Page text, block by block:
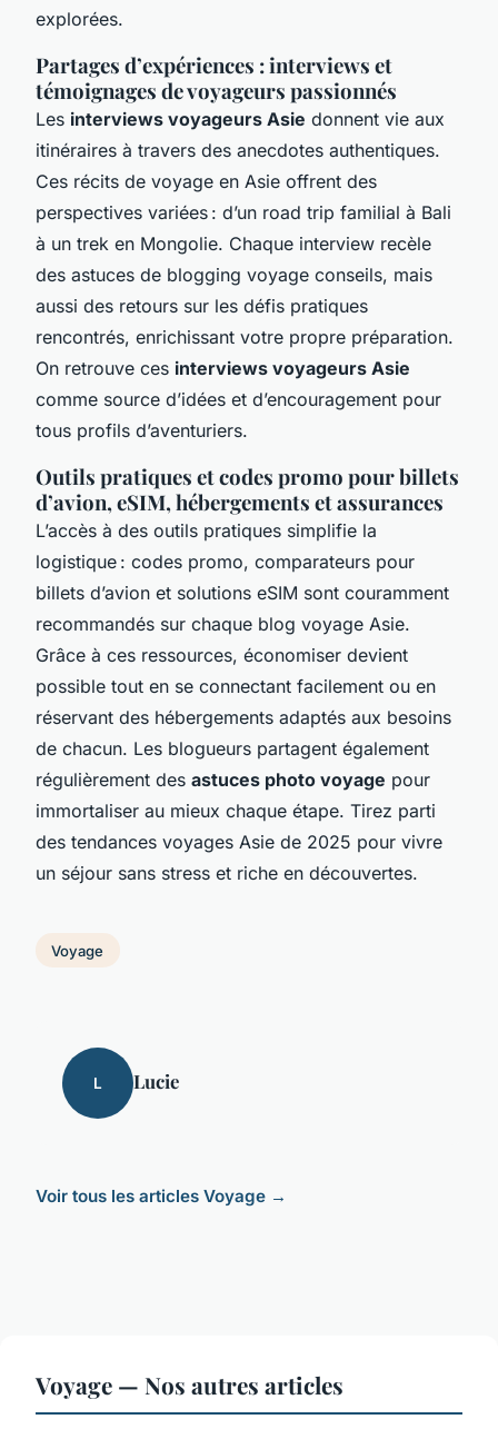
explorées.
Partages d’expériences : interviews et
témoignages de voyageurs passionnés
Les interviews voyageurs Asie donnent vie aux
itinéraires à travers des anecdotes authentiques.
Ces récits de voyage en Asie offrent des
perspectives variées : d’un road trip familial à Bali
à un trek en Mongolie. Chaque interview recèle
des astuces de blogging voyage conseils, mais
aussi des retours sur les défis pratiques
rencontrés, enrichissant votre propre préparation.
On retrouve ces interviews voyageurs Asie
comme source d’idées et d’encouragement pour
tous profils d’aventuriers.
Outils pratiques et codes promo pour billets
d’avion, eSIM, hébergements et assurances
L’accès à des outils pratiques simplifie la
logistique : codes promo, comparateurs pour
billets d’avion et solutions eSIM sont couramment
recommandés sur chaque blog voyage Asie.
Grâce à ces ressources, économiser devient
possible tout en se connectant facilement ou en
réservant des hébergements adaptés aux besoins
de chacun. Les blogueurs partagent également
régulièrement des astuces photo voyage pour
immortaliser au mieux chaque étape. Tirez parti
des tendances voyages Asie de 2025 pour vivre
un séjour sans stress et riche en découvertes.
Voyage
L Lucie
Voir tous les articles Voyage →
Voyage — Nos autres articles